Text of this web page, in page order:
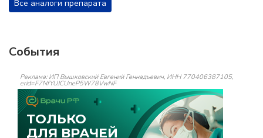
Все аналоги препарата
События
Реклама: ИП Вышковский Евгений Геннадьевич, ИНН 770406387105,
erid=F7NfYUJCUneP5W78VwNF